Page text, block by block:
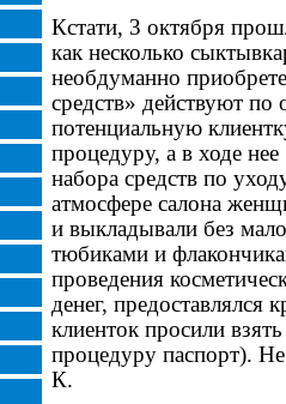
Кстати, 3 октября
как несколько
необдуманно
средств» действуют
потенциальную
процедуру, а в ходе
набора средств по
атмосфере салона
и выкладывали без
тюбиками и
проведения
денег, предоставлялся
клиенток просили
процедуру паспорт).
К.